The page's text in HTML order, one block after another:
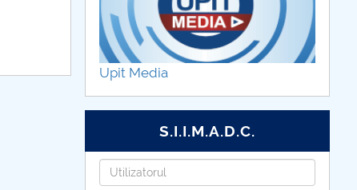
Upit Media
S.I.I.M.A.D.C.
Identifiant